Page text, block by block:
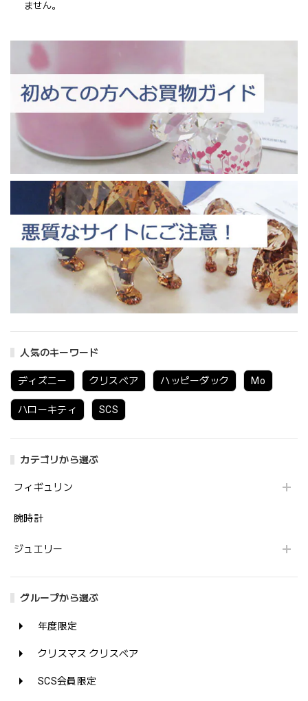
人気のキーワード
ディズニー クリスベア ハッピーダック Mo
ハローキティ SCS
カテゴリから選ぶ
フィギュリン
腕時計
ジュエリー
グループから選ぶ
年度限定
クリスマス クリスベア
SCS会員限定
ません。